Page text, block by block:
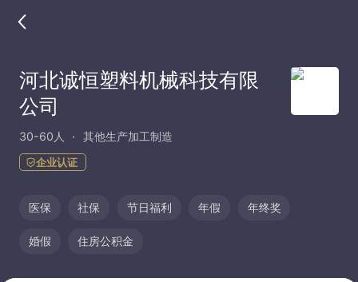
河北诚恒塑料机械科技有限
公司
30-60人 其他生产加工制造
企业认证
医保 社保 节日福利 年假 年终奖
婚假 住房公积金